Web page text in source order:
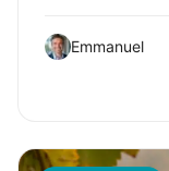
Emmanuel